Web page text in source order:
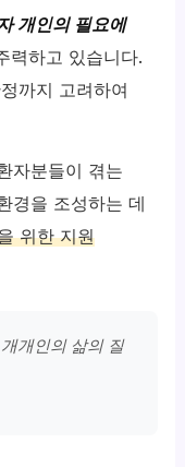
개인의 필요에
력하고 있습니다.
까지 고려하여
자분들이 겪는
경을 조성하는 데
위한 지원
개인의 삶의 질